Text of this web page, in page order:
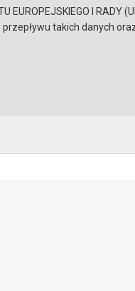
Instrukcja korzystania
EUROPEJSKIEGO I
takich danych
przepisami
a w szczególności ustawy
a także obowiązków i
lub innej osoby
są wyłącznie na